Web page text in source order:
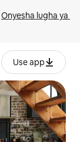
Onyesha lugha ya
Use app